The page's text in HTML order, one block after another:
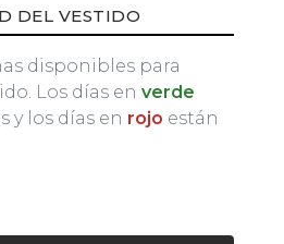
DEL VESTIDO
disponibles para
Los días en verde
y los días en rojo están